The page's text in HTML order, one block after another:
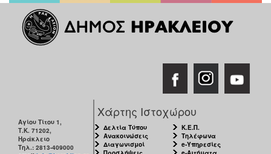
Αγίου Τίτου 1,
Τ.Κ. 71202,
Ηράκλειο
Τηλ.: 2813-409000
Χάρτης Ιστοχώρου
Δελτία Τύπου
Ανακοινώσεις
Διαγωνισμοί
Κ.Ε.Π.
Τηλέφωνα
e-Υπηρεσίες